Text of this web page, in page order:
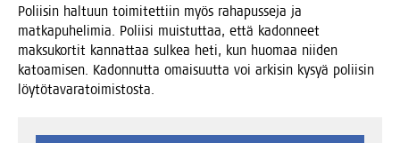
Polii­sin hal­tuun toi­mi­tet­tiin myös raha­pus­se­ja ja
mat­ka­pu­he­li­mia. Polii­si muis­tut­taa, että kadon­neet
mak­su­kor­tit kan­nat­taa sul­kea heti, kun huo­maa nii­den
katoa­mi­sen. Kadon­nut­ta omai­suut­ta voi arki­sin kysyä polii­sin
löytötavaratoimistosta.